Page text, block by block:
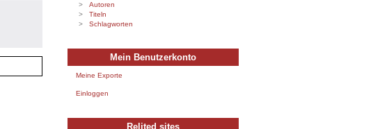
Autoren
Titeln
Schlagworten
Mein Benutzerkonto
Meine Exporte
Einloggen
Relited sites